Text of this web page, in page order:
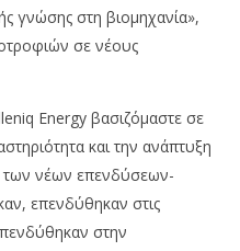
γνώσης στη βιομηχανία»,
σε νέους
Energy βασιζόμαστε σε
και την ανάπτυξη
των νέων επενδύσεων-
επενδύθηκαν στις
στην